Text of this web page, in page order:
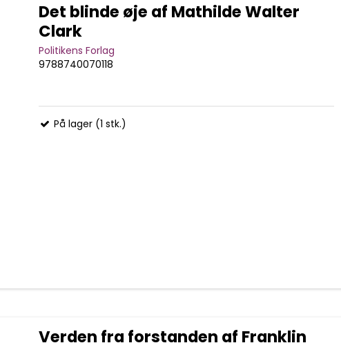
Det blinde øje af Mathilde Walter
Clark
Politikens Forlag
9788740070118
På lager (1 stk.)
Verden fra forstanden af Franklin